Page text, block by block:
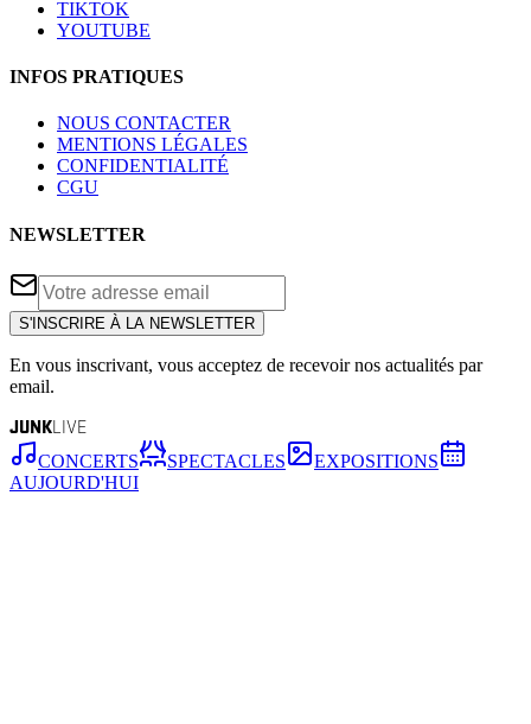
TIKTOK
YOUTUBE
INFOS PRATIQUES
NOUS CONTACTER
MENTIONS LÉGALES
CONFIDENTIALITÉ
CGU
NEWSLETTER
S'INSCRIRE À LA NEWSLETTER
En vous inscrivant, vous acceptez de recevoir nos actualités par
email.
JUNKLIVE
CONCERTS SPECTACLES
EXPOSITIONS
AUJOURD'HUI